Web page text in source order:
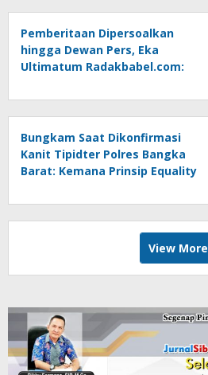
Pemberitaan Dipersoalkan
hingga Dewan Pers, Eka
Ultimatum Radakbabel.com:
Tempuh Jalur Hukum
Bungkam Saat Dikonfirmasi
Kanit Tipidter Polres Bangka
Barat: Kemana Prinsip Equality
View More